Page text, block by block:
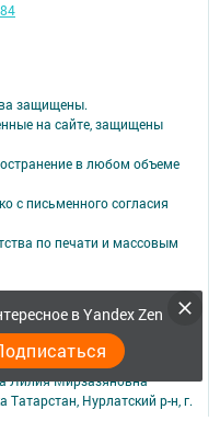
в Yandex Zen
защищены.
на сайте, защищены
в любом объеме
с письменного согласия
по печати и массовым
ФС 77 -⁠ 73782 от 05.10.2018
по надзору в сфере
коммуникаций
Лилия Мирзазяновна
Нурлатский р-н, г.